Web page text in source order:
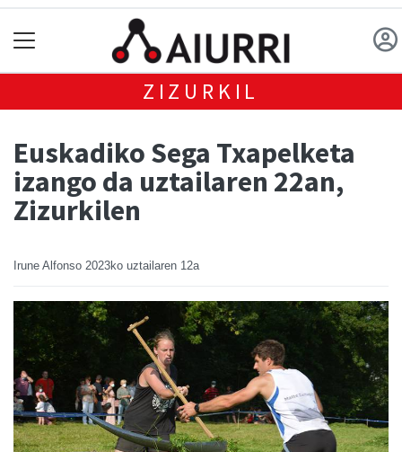
ZIZURKIL
Euskadiko Sega Txapelketa
izango da uztailaren 22an,
Zizurkilen
Irune Alfonso 2023ko uztailaren 12a